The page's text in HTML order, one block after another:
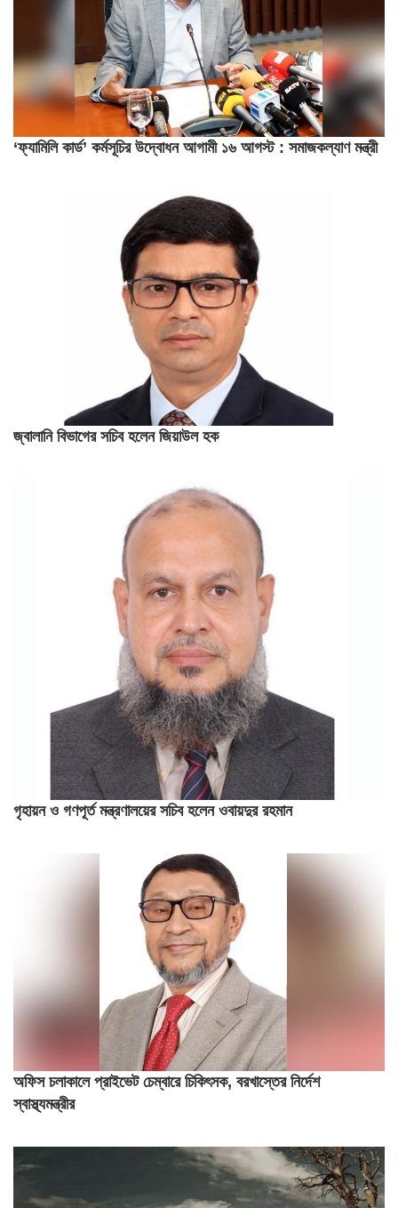
‘ফ্যামিলি কার্ড’ কর্মসূচির উদ্বোধন আগামী ১৬ আগস্ট : সমাজকল্যাণ মন্ত্রী
জ্বালানি বিভাগের সচিব হলেন জিয়াউল হক
গৃহায়ন ও গণপূর্ত মন্ত্রণালয়ের সচিব হলেন ওবায়দুর রহমান
অফিস চলাকালে প্রাইভেট চেম্বারে চিকিৎসক, বরখাস্তের নির্দেশ
স্বাস্থ্যমন্ত্রীর